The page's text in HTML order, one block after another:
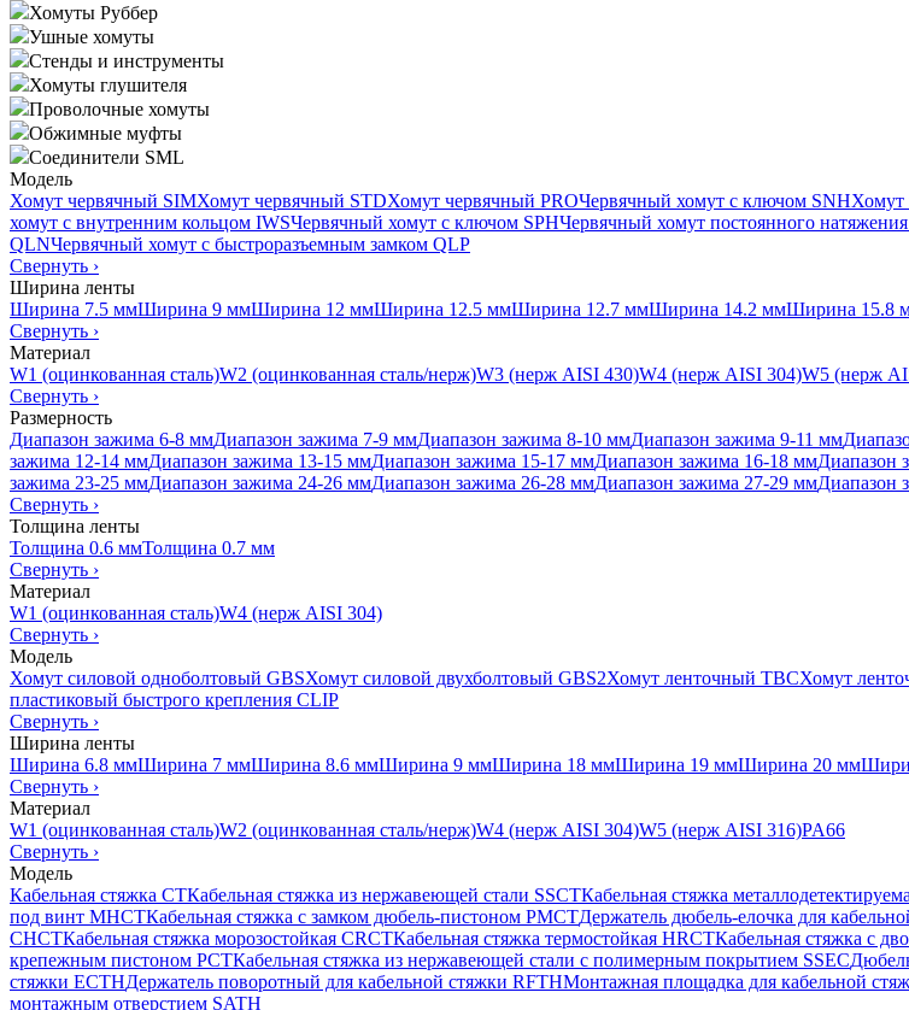
Хомуты Руббер
Ушные хомуты
Стенды и инструменты
Хомуты глушителя
Проволочные хомуты
Обжимные муфты
Соединители SML
Модель
Хомут червячный SIMХомут червячный STDХомут червячный PROЧервячный хомут с ключом SNHХомут
хомут с внутренним кольцом IWSЧервячный хомут с ключом SPHЧервячный хомут постоянного
QLNЧервячный хомут с быстроразъемным замком QLP
Свернуть ›
Ширина ленты
Ширина 7.5 ммШирина 9 ммШирина 12 ммШирина 12.5 ммШирина 12.7 ммШирина 14.2 ммШирина 15.8
Свернуть ›
Материал
W1 (оцинкованная сталь)W2 (оцинкованная сталь/нерж)W3 (нерж AISI 430)W4 (нерж AISI 304)W5 (нерж
Свернуть ›
Размерность
Диапазон зажима 6-8 ммДиапазон зажима 7-9 ммДиапазон зажима 8-10 ммДиапазон зажима 9-11 мм
зажима 12-14 ммДиапазон зажима 13-15 ммДиапазон зажима 15-17 ммДиапазон зажима 16-18 ммДиапазон
зажима 23-25 ммДиапазон зажима 24-26 ммДиапазон зажима 26-28 ммДиапазон зажима 27-29 ммДиапазон
Свернуть ›
Толщина ленты
Толщина 0.6 ммТолщина 0.7 мм
Свернуть ›
Материал
W1 (оцинкованная сталь)W4 (нерж AISI 304)
Свернуть ›
Модель
Хомут силовой одноболтовый GBSХомут силовой двухболтовый GBS2Хомут ленточный TBCХомут
пластиковый быстрого крепления CLIP
Свернуть ›
Ширина ленты
Ширина 6.8 ммШирина 7 ммШирина 8.6 ммШирина 9 ммШирина 18 ммШирина 19 ммШирина 20 мм
Свернуть ›
Материал
W1 (оцинкованная сталь)W2 (оцинкованная сталь/нерж)W4 (нерж AISI 304)W5 (нерж AISI 316)PA66
Свернуть ›
Модель
Кабельная стяжка CTКабельная стяжка из нержавеющей стали SSCTКабельная стяжка
под винт MHCTКабельная стяжка с замком дюбель-пистоном PMCTДержатель дюбель-елочка для
CHCTКабельная стяжка морозостойкая CRCTКабельная стяжка термостойкая HRCTКабельная стяжка с
крепежным пистоном PCTКабельная стяжка из нержавеющей стали с полимерным покрытием SSEC
стяжки ECTHДержатель поворотный для кабельной стяжки RFTHМонтажная площадка для кабельной
монтажным отверстием SATH